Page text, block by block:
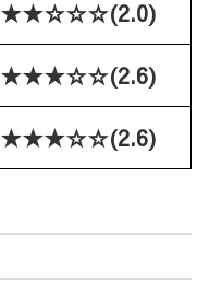
★★☆☆☆(2.0)
★★★☆☆(2.6)
★★★☆☆(2.6)